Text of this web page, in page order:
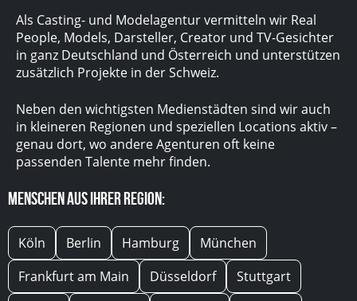
Als Casting- und Modelagentur vermitteln wir Real
People, Models, Darsteller, Creator und TV-Gesichter
in ganz Deutschland und Österreich und unterstützen
zusätzlich Projekte in der Schweiz.
Neben den wichtigsten Medienstädten sind wir auch
in kleineren Regionen und speziellen Locations aktiv –
genau dort, wo andere Agenturen oft keine
passenden Talente mehr finden.
Menschen aus Ihrer Region:
Köln Berlin Hamburg
München
Frankfurt am Main
Düsseldorf
Stuttgart